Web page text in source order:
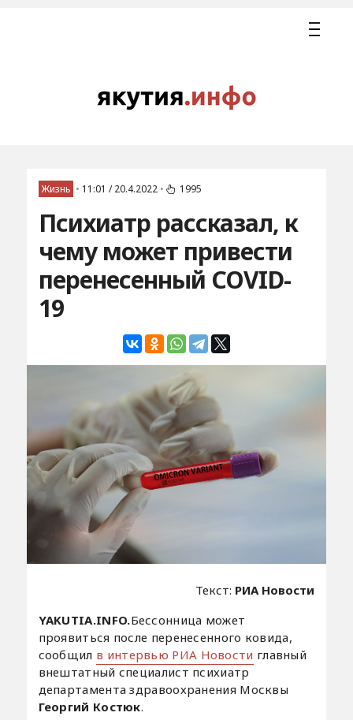
Жизнь • 11:01 / 20.4.2022 • 1995
Психиатр рассказал, к
чему может привести
перенесенный COVID-
19
Текст: РИА Новости
YAKUTIA.INFO.Бессонница может
проявиться после перенесенного ковида,
сообщил в интервью РИА Новости главный
внештатный специалист психиатр
департамента здравоохранения Москвы
Георгий Костюк.